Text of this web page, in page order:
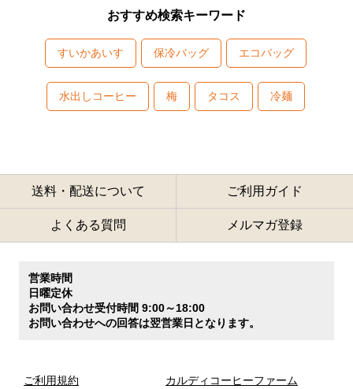
おすすめ検索キーワード
すいかあいす 保冷バッグ エコバッグ
水出しコーヒー 梅 タコス 冷麺
送料・配送について ご利用ガイド
よくある質問 メルマガ登録
営業時間
日曜定休
お問い合わせ受付時間 9:00～18:00
お問い合わせへの回答は翌営業日となります。
ご利用規約 カルディコーヒーファーム